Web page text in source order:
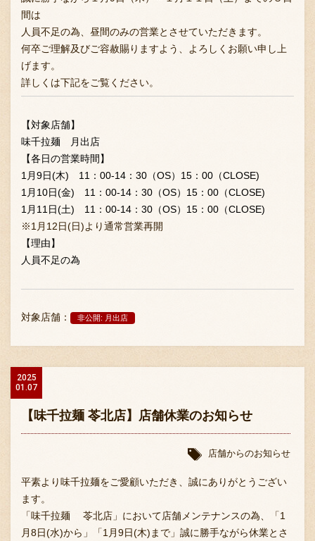
間は
人員不足の為、昼間のみの営業とさせていただきます。
何卒ご理解及びご容赦賜りますよう、よろしくお願い申し上
げます。
詳しくは下記をご覧ください。
【対象店舗】
味千拉麺 月出店
【各日の営業時間】
1月9日(木) 11：00-14：30（OS）15：00（CLOSE)
1月10日(金) 11：00-14：30（OS）15：00（CLOSE)
1月11日(土) 11：00-14：30（OS）15：00（CLOSE)
※1月12日(日)より通常営業再開
【理由】
人員不足の為
対象店舗： 非公開: 月出店
2025
01.07
【味千拉麺 苓北店】店舗休業のお知らせ
店舗からのお知らせ
平素より味千拉麺をご愛顧いただき、誠にありがとうござい
ます。
「味千拉麺 苓北店」において店舗メンテナンスの為、「1
月8日(水)から」「1月9日(木)まで」誠に勝手ながら休業とさ